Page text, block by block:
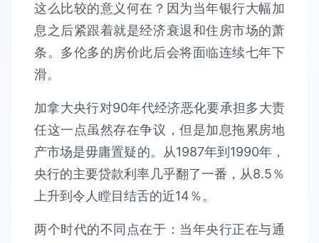
这么比较的意义何在？因为当年银行大幅加
息之后紧跟着就是经济衰退和住房市场的萧
条。多伦多的房价此后会将面临连续七年下
滑。
加拿大央行对90年代经济恶化要承担多大责
任这一点虽然存在争议，但是加息拖累房地
产市场是毋庸置疑的。从1987年到1990年，
央行的主要贷款利率几乎翻了一番，从8.5％
上升到令人瞠目结舌的近14％。
两个时代的不同点在于：当年央行正在与通